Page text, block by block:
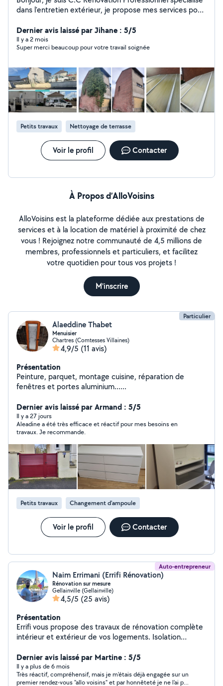
dans l'entretien extérieur, je propose mes services pour
allées, toitures ) Remplacement de tuiles 7j7 Nettoyage
de gouttière Entretien d'espaces verts (tonte, taille de
haies, débroussaillage, nettoyage, élagage, ramassage
.peinture intérieur extérieur Petits travaux et
rénovations extérieures selon vos besoins Travail sérieux
Résultat propre et soigné Déplacements rapides autour
de votre secteur N'hésitez pas à me contacter, je serai
ravi de vous aider !
Dernier avis laissé par Jihane : 5/5
Il y a 2 mois
Super merci beaucoup pour votre travail soignée
Petits travaux Nettoyage de terrasse
Voir le profil Contacter
À Propos d’AlloVoisins
AlloVoisins est la plateforme dédiée aux prestations de
services et à la location de matériel à proximité de chez
vous ! Rejoignez notre communauté de 4,5 millions de
membres, professionnels et particuliers, et facilitez
votre quotidien pour tous vos projets !
M'inscrire
Particulier
Alaeddine Thabet
Menuisier
Chartres (Comtesses Villaines)
4,9/5 (11 avis)
Présentation
Peinture, parquet, montage cuisine, réparation de
fenêtres et portes aluminium......
Dernier avis laissé par Armand : 5/5
Il y a 27 jours
Aleadine a été très efficace et réactif pour mes besoins en
travaux. Je recommande.
Petits travaux Changement d'ampoule
Voir le profil Contacter
Auto-entrepreneur
Naim Errimani (Errifi Rénovation)
Rénovation sur mesure
Gellainville (Gellainville)
4,5/5 (25 avis)
Présentation
Errifi vous propose des travaux de rénovation complète
intérieur et extérieur de vos logements. Isolation
de plaque de plâtre Création de mezzanine
Aménagement intérieur et extérieur Travaux de finition
Peinture Parquet et revêtement de sol Bardage sur
Dernier avis laissé par Martine : 5/5
Il y a plus de 6 mois
Très réactif, compréhensif, mais je m'étais déjà engagée sur un
premier rendez-vous "allo voisins" et par honnêteté je ne l'ai pas